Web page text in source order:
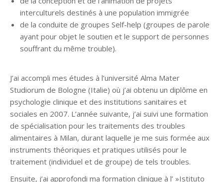
interculturels destinés à une population immigrée
de la conduite de groupes Self-help (groupes de parole
ayant pour objet le soutien et le support de personnes
souffrant du même trouble).
J’ai accompli mes études à l’université Alma Mater
Studiorum de Bologne (Italie) où j’ai obtenu un diplôme en
psychologie clinique et des institutions sanitaires et
sociales en 2007. L’année suivante, j’ai suivi une formation
de spécialisation pour les traitements des troubles
alimentaires à Milan, durant laquelle je me suis formée aux
instruments théoriques et pratiques utilisés pour le
traitement (individuel et de groupe) de tels troubles.
Ensuite, j’ai approfondi ma formation clinique à l’ »Istituto